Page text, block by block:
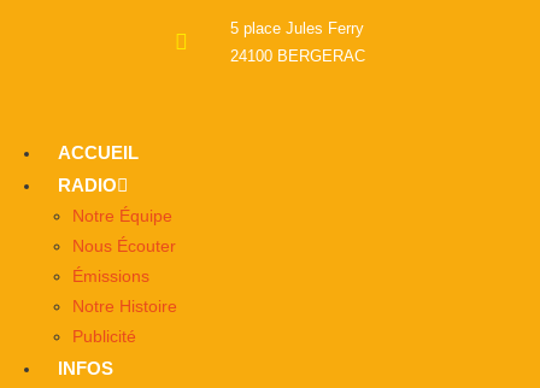
5 place Jules Ferry
24100 BERGERAC
ACCUEIL
RADIO
Notre Équipe
Nous Écouter
Émissions
Notre Histoire
Publicité
INFOS